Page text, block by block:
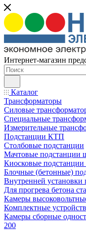
Интернет-магазин
Каталог
Трансформаторы
Силовые
Специальные
Измерительные
Подстанции КТП
Столбовые подстанции
Мачтовые
Киосковые
Блочные (бетонные)
Внутренней
Для прогрева бетона
Камеры
Комплектные
Камеры сборные
200